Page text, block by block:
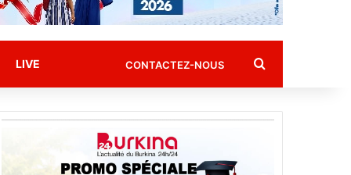
LIVE CONTACTEZ-NOUS Rechercher